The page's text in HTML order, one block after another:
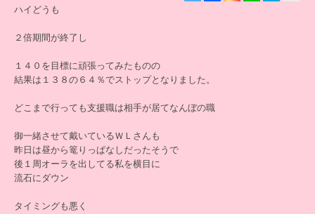
ハイどうも
２倍期間が終了し
１４０を目標に頑張ってみたものの
結果は１３８の６４％でストップとなりました。
どこまで行っても支援職は相手が居てなんぼの職
御一緒させて戴いているＷＬさんも
昨日は昼から篭りっぱなしだったそうで
後１周オーラを出してる私を横目に
流石にダウン
タイミングも悪く